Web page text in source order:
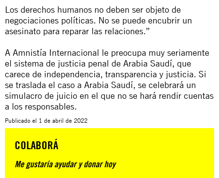
Los derechos humanos no deben ser objeto de
negociaciones políticas. No se puede encubrir un
asesinato para reparar las relaciones.”
A Amnistía Internacional le preocupa muy seriamente
el sistema de justicia penal de Arabia Saudí, que
carece de independencia, transparencia y justicia. Si
se traslada el caso a Arabia Saudí, se celebrará un
simulacro de juicio en el que no se hará rendir cuentas
a los responsables.
Publicado el 1 de abril de 2022
COLABORÁ
Me gustaría ayudar y donar hoy